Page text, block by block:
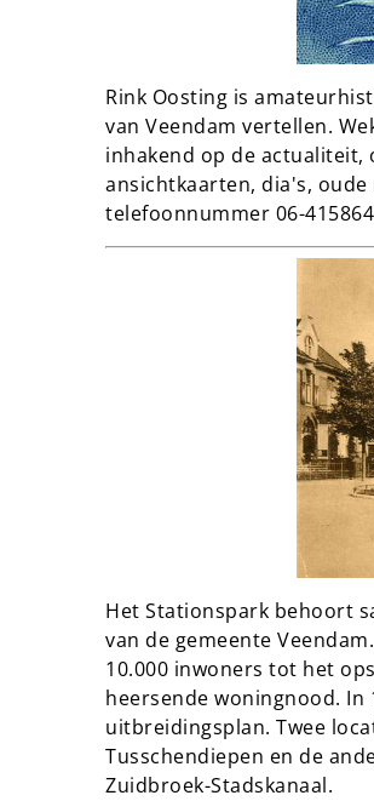
Rink Oosting is
van Veendam vertellen.
inhakend op de
ansichtkaarten, dia's,
telefoonnummer 06-
Het Stationspark behoort
van de gemeente
10.000 inwoners tot het
heersende woningnood.
uitbreidingsplan. Twee
Tusschendiepen en de
Zuidbroek-Stadskanaal.